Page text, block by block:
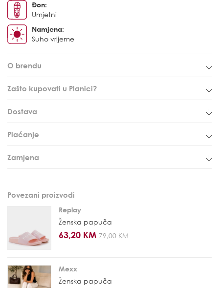
Đon:
Umjetni
Namjena:
Suho vrijeme
O brendu
Zašto kupovati u Planici?
Dostava
Plaćanje
Zamjena
Povezani proizvodi
Replay
Ženska papuča
63,20 KM 79,00 KM
Mexx
Ženska papuča